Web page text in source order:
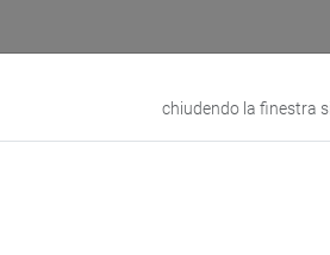
chiudendo la finestra